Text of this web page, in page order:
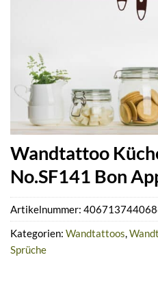
Wandtattoo
No.SF141 Bon
Artikelnummer:
Kategorien: Wandtattoos,
Sprüche